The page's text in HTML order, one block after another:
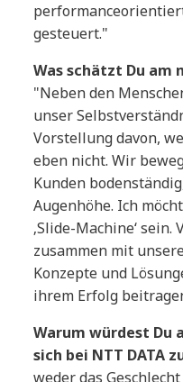
gesteuert."
Was schätzt Du am
"Neben den
unser
Vorstellung davon,
eben nicht. Wir
Kunden
Augenhöhe. Ich
‚Slide-Machine‘
zusammen mit
Konzepte und
ihrem Erfolg
Warum würdest Du
sich bei NTT DATA
weder das